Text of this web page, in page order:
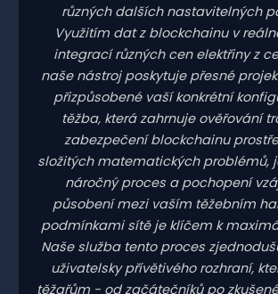
různých dalších nastavitelných
Využitím dat z blockchainu v
integrací různých cen elektřiny z
naše nástroj poskytuje přesné
přizpůsobené vaší konkrétní
těžba, která zahrnuje ověřování
zabezpečení blockchainu
složitých matematických problémů,
náročný proces a pochopení
působení mezi vaším těžebním
podmínkami sítě je klíčem k
Naše služba tento proces
uživatelsky přívětivého rozhraní,
těžařům - od začátečníků po